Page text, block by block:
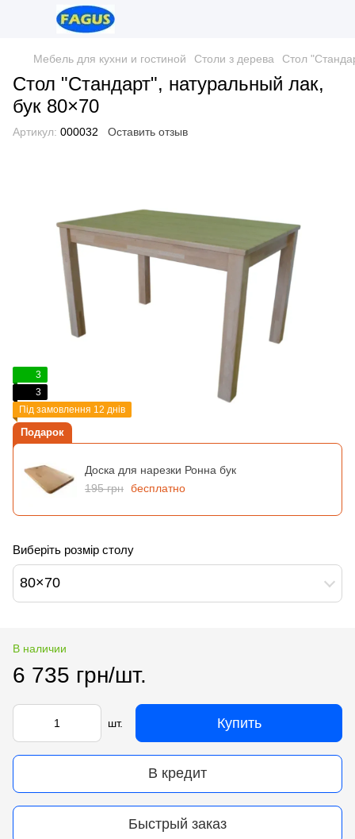
Мебель для кухни и гостиной Столи з дерева Стол
Стол "Стандарт", натуральный лак,
бук 80×70
Артикул: 000032 Оставить отзыв
3
3
Під замовлення 12 днів
Подарок
Доска для нарезки Ронна бук
195 грн бесплатно
Виберіть розмір столу
80×70
В наличии
6 735 грн/шт.
шт. Купить
В кредит
Быстрый заказ